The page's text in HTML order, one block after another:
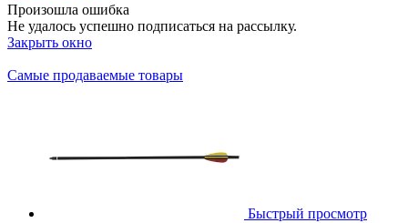
Произошла ошибка
Не удалось успешно подписаться на рассылку.
Закрыть окно
Самые продаваемые товары
Быстрый просмотр